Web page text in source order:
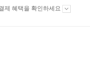
제 혜택을 확인하세요